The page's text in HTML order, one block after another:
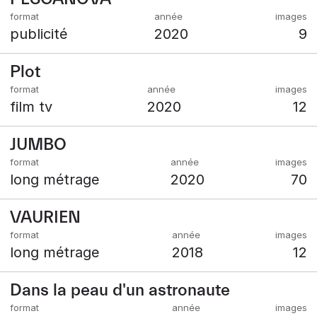
publicité 2020 9
Plot
film tv 2020 12
JUMBO
long métrage 2020 70
VAURIEN
long métrage 2018 12
Dans la peau d'un astronaute